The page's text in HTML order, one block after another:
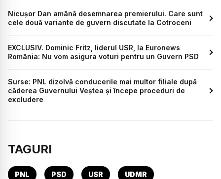
Nicușor Dan amână desemnarea premierului. Care sunt
cele două variante de guvern discutate la Cotroceni
EXCLUSIV. Dominic Fritz, liderul USR, la Euronews
România: Nu vom asigura voturi pentru un Guvern PSD
Surse: PNL dizolvă conducerile mai multor filiale după
căderea Guvernului Veștea și începe proceduri de
excludere
TAGURI
PNL PSD USR UDMR